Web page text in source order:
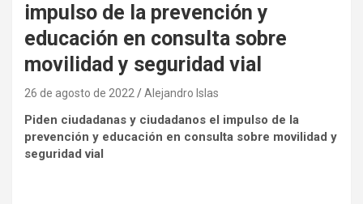
impulso de la prevención y
educación en consulta sobre
movilidad y seguridad vial
26 de agosto de 2022 Alejandro Islas
Piden ciudadanas y ciudadanos el impulso de la
prevención y educación en consulta sobre movilidad y
seguridad vial